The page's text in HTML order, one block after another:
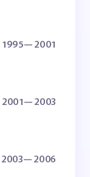
1995— 2001
2001— 2003
2003— 2006